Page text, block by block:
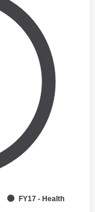
FY17 - Health